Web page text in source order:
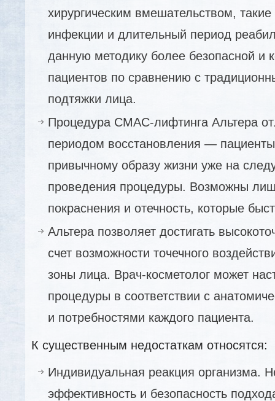
хирургическим вмешательством, такие
инфекции и длительный период
данную методику более безопасной и
пациентов по сравнению с
подтяжки лица.
Процедура СМАС-лифтинга Альтера
периодом восстановления — пациенты
привычному образу жизни уже на
проведения процедуры. Возможны
покраснения и отечность, которые
Альтера позволяет достигать
счет возможности точечного
зоны лица. Врач-косметолог может
процедуры в соответствии с
и потребностями каждого пациента.
К существенным недостаткам относятся:
Индивидуальная реакция организма.
эффективность и безопасность